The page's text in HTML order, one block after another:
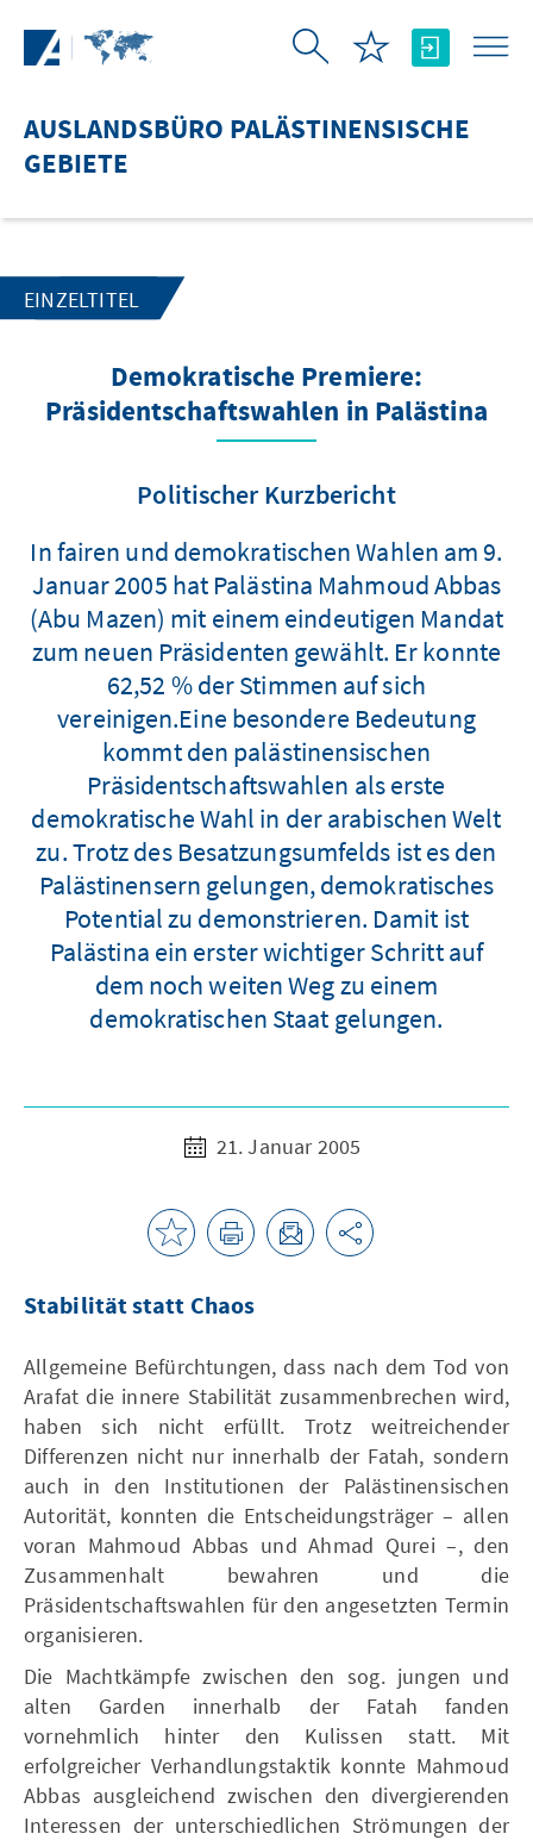
AUSLANDSBÜRO PALÄSTINENSISCHE
GEBIETE
EINZELTITEL
Demokratische Premiere:
Präsidentschaftswahlen in Palästina
Politischer Kurzbericht
In fairen und demokratischen Wahlen am 9.
Januar 2005 hat Palästina Mahmoud Abbas
(Abu Mazen) mit einem eindeutigen Mandat
zum neuen Präsidenten gewählt. Er konnte
62,52 % der Stimmen auf sich
vereinigen.Eine besondere Bedeutung
kommt den palästinensischen
Präsidentschaftswahlen als erste
demokratische Wahl in der arabischen Welt
zu. Trotz des Besatzungsumfelds ist es den
Palästinensern gelungen, demokratisches
Potential zu demonstrieren. Damit ist
Palästina ein erster wichtiger Schritt auf
dem noch weiten Weg zu einem
demokratischen Staat gelungen.
21. Januar 2005
Stabilität statt Chaos
Allgemeine Befürchtungen, dass nach dem Tod von
Arafat die innere Stabilität zusammenbrechen wird,
haben sich nicht erfüllt. Trotz weitreichender
Differenzen nicht nur innerhalb der Fatah, sondern
auch in den Institutionen der Palästinensischen
Autorität, konnten die Entscheidungsträger – allen
voran Mahmoud Abbas und Ahmad Qurei –, den
Zusammenhalt bewahren und die
Präsidentschaftswahlen für den angesetzten Termin
organisieren.
Die Machtkämpfe zwischen den sog. jungen und
alten Garden innerhalb der Fatah fanden
vornehmlich hinter den Kulissen statt. Mit
erfolgreicher Verhandlungstaktik konnte Mahmoud
Abbas ausgleichend zwischen den divergierenden
Interessen der unterschiedlichen Strömungen der